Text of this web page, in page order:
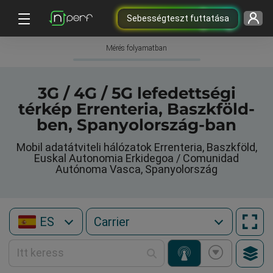
Sebességteszt futtatása
Mérés folyamatban
3G / 4G / 5G lefedettségi
térkép Errenteria, Baszkföld-
ben, Spanyolország-ban
Mobil adatátviteli hálózatok Errenteria, Baszkföld,
Euskal Autonomia Erkidegoa / Comunidad
Autónoma Vasca, Spanyolország
ES